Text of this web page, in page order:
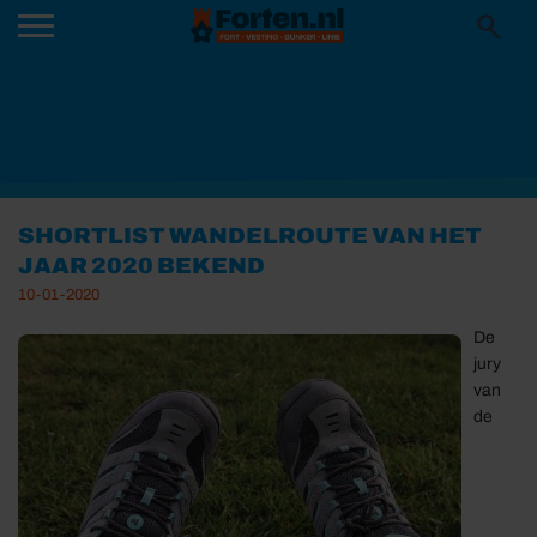
SHORTLIST WANDELROUTE VAN HET
JAAR 2020 BEKEND
10-01-2020
De
jury
van
de